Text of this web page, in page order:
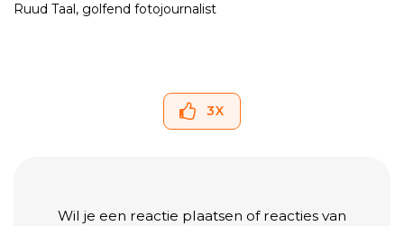
Ruud Taal, golfend fotojournalist
3X
Wil je een reactie plaatsen of reacties van